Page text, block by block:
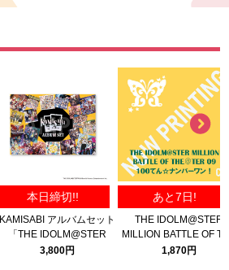
ASOBI STAGE
プレミアム会員とは
本日締切!!
KAMISABI アルバムセット
「THE IDOLM@STER
MILLION LIVE!」
3,800円
あと7日!
THE IDOLM@STER
MILLION BATTLE OF
＠TER 09 100てん☆ナ
1,870円